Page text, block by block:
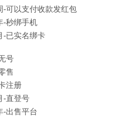
-可以支付收款发红包
-秒绑手机
-已实名绑卡
号
售
注册
-直登号
-出售平台